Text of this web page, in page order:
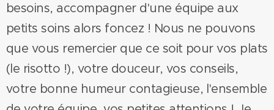
besoins, accompagner d'une équipe aux
petits soins alors foncez ! Nous ne pouvons
que vous remercier que ce soit pour vos plats
(le risotto !), votre douceur, vos conseils,
votre bonne humeur contagieuse, l'ensemble